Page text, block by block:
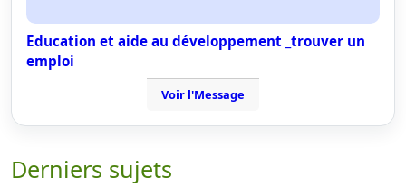
Education et aide au développement _trouver un
emploi
Voir l'Message
Derniers sujets